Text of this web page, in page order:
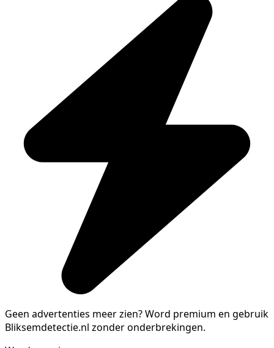
Geen advertenties meer zien?Word premium en gebruik
Bliksemdetectie.nl zonder onderbrekingen.